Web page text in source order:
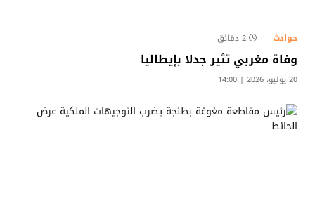
حوادث 2 دقائق
وفاة مغربي تثير جدلا بإيطاليا
20 يوليو، 2026 | 14:00